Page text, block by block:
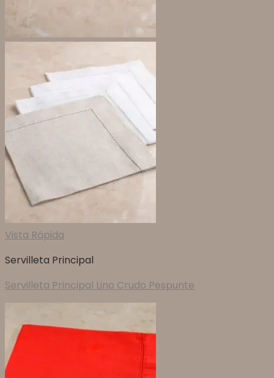
Vista Rápida
Servilleta Principal
Servilleta Principal Lino Crudo Pespunte